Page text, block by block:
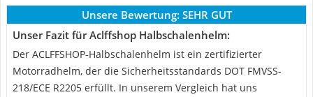
Unsere Bewertung: SEHR GUT
Unser Fazit für Aclffshop Halbschalenhelm:
Der ACLFFSHOP-Halbschalenhelm ist ein zertifizierter
Motorradhelm, der die Sicherheitsstandards DOT FMVSS-
218/ECE R2205 erfüllt. In unserem Vergleich hat uns